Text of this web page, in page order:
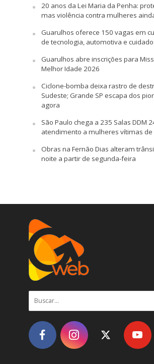
20 anos da Lei Maria da Penha:
mas violência contra mulheres
Guarulhos oferece 150 vagas em
de tecnologia, automotiva e
Guarulhos abre inscrições para
Melhor Idade 2026
Ciclone-bomba deixa rastro de
Sudeste; Grande SP escapa dos
agora
São Paulo chega a 235 Salas DDM
atendimento a mulheres vítimas de
Obras na Fernão Dias alteram
noite a partir de segunda-feira